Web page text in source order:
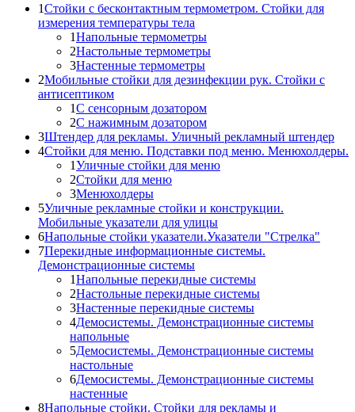
1Стойки с бесконтактным термометром. Стойки для
измерения температуры тела
1Напольные термометры
2Настольные термометры
3Настенные термометры
2Мобильные стойки для дезинфекции рук. Стойки с
антисептиком
1С сенсорным дозатором
2С нажимным дозатором
3Штендер для рекламы. Уличный рекламный штендер
4Стойки для меню. Подставки под меню. Менюхолдеры.
1Уличные стойки для меню
2Стойки для меню
3Менюхолдеры
5Уличные рекламные стойки и конструкции.
Мобильные указатели для улицы
6Напольные стойки указатели.Указатели "Стрелка"
7Перекидные информационные системы.
Демонстрационные системы
1Напольные перекидные системы
2Настольные перекидные системы
3Настенные перекидные системы
4Демосистемы. Демонстрационные системы
напольные
5Демосистемы. Демонстрационные системы
настольные
6Демосистемы. Демонстрационные системы
настенные
8Напольные стойки. Стойки для рекламы и